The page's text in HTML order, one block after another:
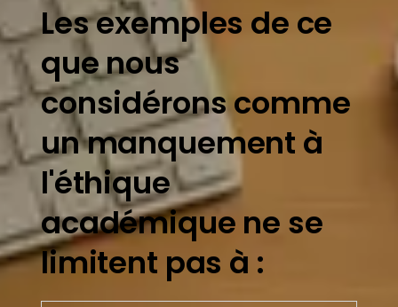
Les exemples de ce
que nous
considérons comme
un manquement à
l'éthique
académique ne se
limitent pas à :